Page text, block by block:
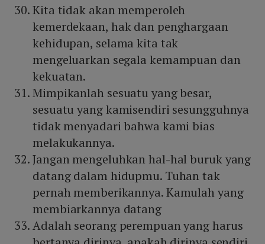
Kita tidak akan memperoleh
kemerdekaan, hak dan penghargaan
kehidupan, selama kita tak
mengeluarkan segala kemampuan dan
kekuatan.
Mimpikanlah sesuatu yang besar,
sesuatu yang kamisendiri sesungguhnya
tidak menyadari bahwa kami bias
melakukannya.
Jangan mengeluhkan hal-hal buruk yang
datang dalam hidupmu. Tuhan tak
pernah memberikannya. Kamulah yang
membiarkannya datang
Adalah seorang perempuan yang harus